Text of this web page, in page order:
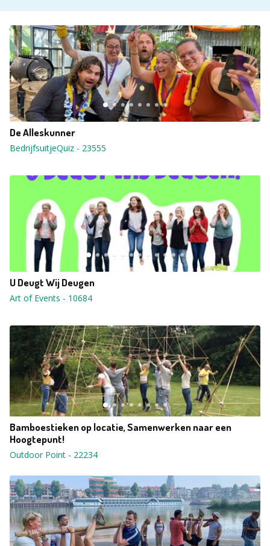
De Alleskunner
BedrijfsuitjeQuiz - 23555
U Deugt Wij Deugen
Art of Events - 10684
Bamboestieken op locatie, Samenwerken naar een
Hoogtepunt!
Outdoor Point - 22234